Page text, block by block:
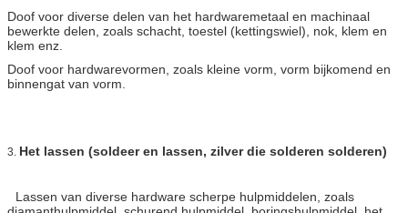
Doof voor diverse delen van het hardwaremetaal en machinaal
bewerkte delen, zoals schacht, toestel (kettingswiel), nok, klem en
klem enz.
Doof voor hardwarevormen, zoals kleine vorm, vorm bijkomend en
binnengat van vorm.
3. Het lassen (soldeer en lassen, zilver die solderen solderen)
Lassen van diverse hardware scherpe hulpmiddelen, zoals